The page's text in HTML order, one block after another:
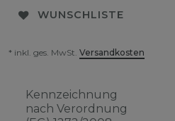
WUNSCHLISTE
* inkl. ges. MwSt. Versandkosten
Kennzeichnung
nach Verordnung